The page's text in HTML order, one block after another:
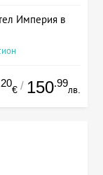
Империя в
€ / 150.99
лв.